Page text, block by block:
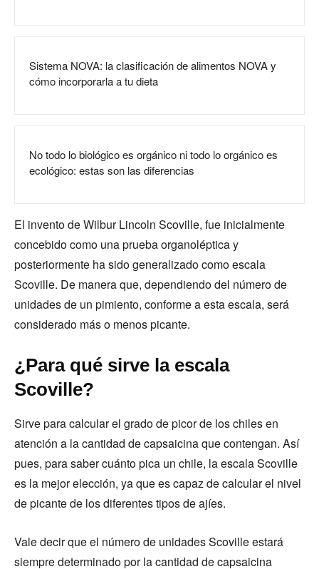
Sistema NOVA: la clasificación de alimentos NOVA y
cómo incorporarla a tu dieta
No todo lo biológico es orgánico ni todo lo orgánico es
ecológico: estas son las diferencias
El invento de Wilbur Lincoln Scoville, fue inicialmente
concebido como una prueba organoléptica y
posteriormente ha sido generalizado como escala
Scoville. De manera que, dependiendo del número de
unidades de un pimiento, conforme a esta escala, será
considerado más o menos picante.
¿Para qué sirve la escala
Scoville?
Sirve para calcular el grado de picor de los chiles en
atención a la cantidad de capsaicina que contengan. Así
pues, para saber cuánto pica un chile, la escala Scoville
es la mejor elección, ya que es capaz de calcular el nivel
de picante de los diferentes tipos de ajíes.
Vale decir que el número de unidades Scoville estará
siempre determinado por la cantidad de capsaicina